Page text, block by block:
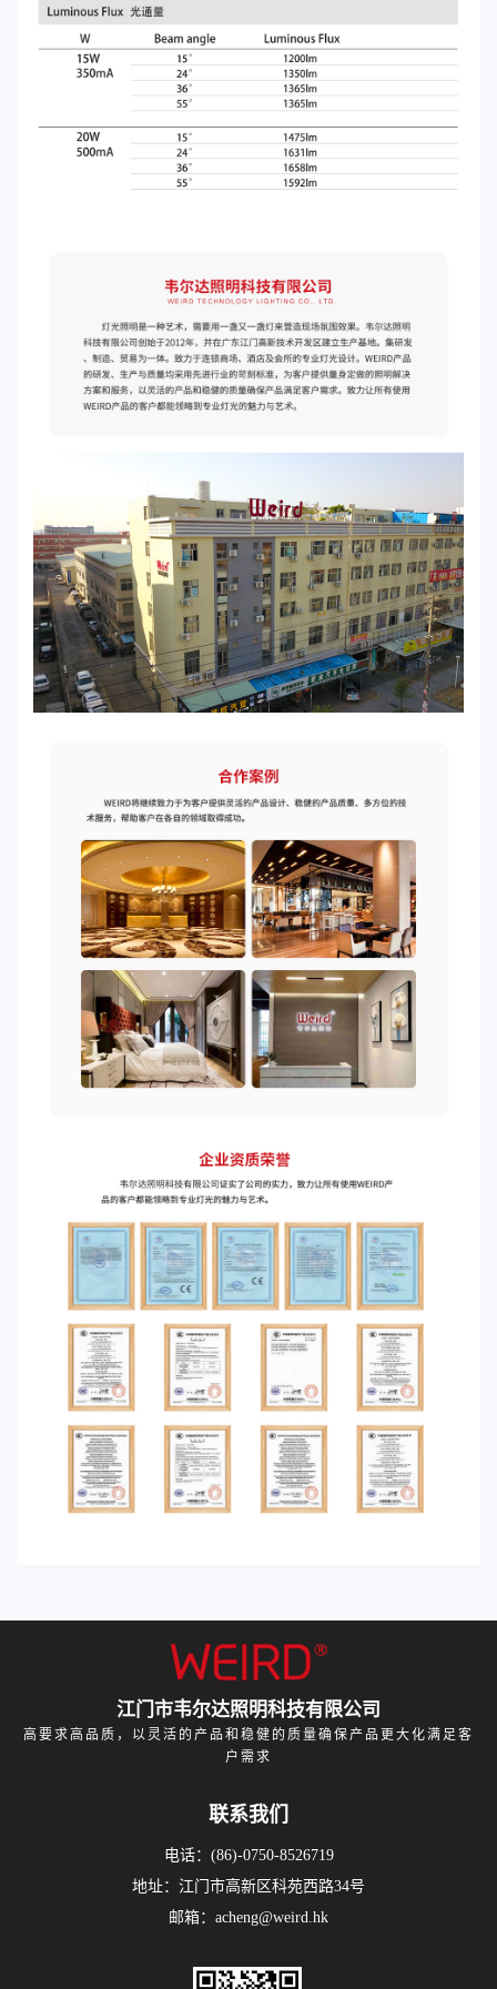
江门市韦尔达照明科技有限公司
高要求高品质，以灵活的产品和稳健的质量确保产品更大化满足客
户需求
联系我们
电话：(86)-0750-8526719
地址：江门市高新区科苑西路34号
邮箱：acheng@weird.hk